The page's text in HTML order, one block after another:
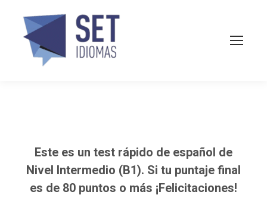
Este es un test rápido de español de
Nivel Intermedio (B1). Si tu puntaje final
es de 80 puntos o más ¡Felicitaciones!